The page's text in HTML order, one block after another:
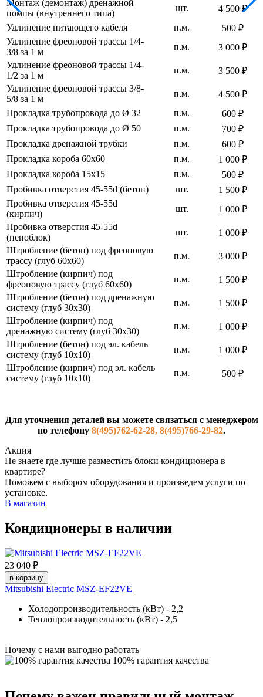
Монтаж (демонтаж) дренажной
помпы (внутреннего типа)
шт.
4 500 ₽
Удлинение питающего кабеля
п.м.
500 ₽
Удлинение фреоновой трассы 1/4-
3/8 за 1 м
п.м.
3 000 ₽
Удлинение фреоновой трассы 1/4-
1/2 за 1 м
п.м.
3 500 ₽
Удлинение фреоновой трассы 3/8-
5/8 за 1 м
п.м.
4 500 ₽
Прокладка трубопровода до Ø 32
п.м.
600 ₽
Прокладка трубопровода до Ø 50
п.м.
700 ₽
Прокладка дренажной трубки
п.м.
600 ₽
Прокладка короба 60х60
п.м.
1 000 ₽
Прокладка короба 15х15
п.м.
500 ₽
Пробивка отверстия 45-55d (бетон)
шт.
1 500 ₽
Пробивка отверстия 45-55d
(кирпич)
шт.
1 000 ₽
Пробивка отверстия 45-55d
(пеноблок)
шт.
1 000 ₽
Штробление (бетон) под фреоновую
трассу (глуб 60х60)
п.м.
3 000 ₽
Штробление (кирпич) под
фреоновую трассу (глуб 60х60)
п.м.
1 500 ₽
Штробление (бетон) под дренажную
систему (глуб 30х30)
п.м.
1 500 ₽
Штробление (кирпич) под
дренажную систему (глуб 30х30)
п.м.
1 000 ₽
Штробление (бетон) под эл. кабель
систему (глуб 10х10)
п.м.
1 000 ₽
Штробление (кирпич) под эл. кабель
систему (глуб 10х10)
п.м. 500 ₽
Для уточнения деталей вы можете связаться с менеджером
по телефону 8(495)762-62-28, 8(495)766-29-82.
Акция
Не знаете где лучше разместить блоки кондиционера в
квартире?
Поможем с выбором оборудования и произведем услуги по
установке.
В магазин
Кондиционеры в наличии
23 040 ₽
в корзину
Mitsubishi Electric MSZ-EF22VE
Холодопроизводительность (кВт) - 2,2
Теплопроизводительность (кВт) - 2,5
Почему с нами выгодно работать
100% гарантия качества